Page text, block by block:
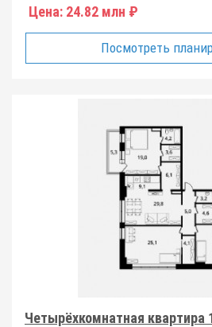
Цена: 24.82 млн ₽
Посмотреть
Четырёхкомнатная квартира